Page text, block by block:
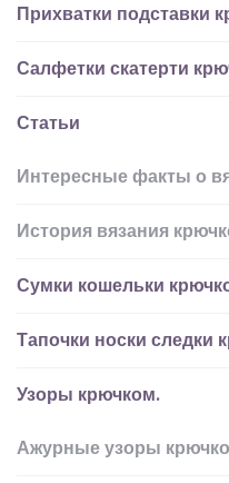
Прихватки подставки
Салфетки скатерти
Статьи
Интересные факты о
История вязания
Сумки кошельки
Тапочки носки следки
Узоры крючком.
Ажурные узоры